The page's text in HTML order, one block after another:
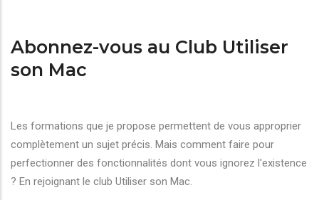
Abonnez-vous au Club Utiliser
son Mac
Les formations que je propose permettent de vous approprier
complètement un sujet précis. Mais comment faire pour
perfectionner des fonctionnalités dont vous ignorez l'existence
? En rejoignant le club Utiliser son Mac.